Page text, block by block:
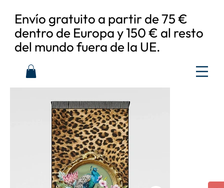
Envío gratuito a partir de 75 €
dentro de Europa y 150 € al resto
del mundo fuera de la UE.